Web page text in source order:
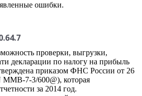
ошибки.
проверки, выгрузки,
декларации по налогу на прибыль
приказом ФНС России от 26
ММВ-7-3/600@), которая
за 2014 год.